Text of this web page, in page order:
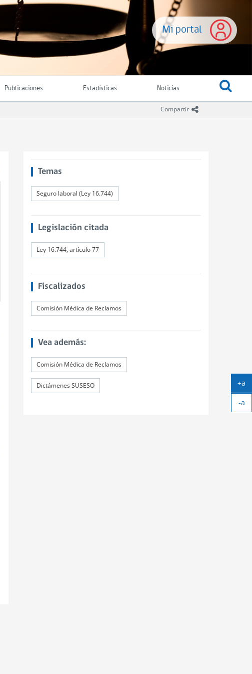
Mi portal
Publicaciones Estadísticas Noticias
Compartir icono compartir
Temas
Seguro laboral (Ley 16.744)
Legislación citada
Ley 16.744, artículo 77
Fiscalizados
Comisión Médica de Reclamos
Vea además:
Comisión Médica de Reclamos
Dictámenes SUSESO
+a
-a